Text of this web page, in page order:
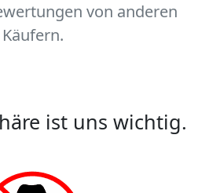
von anderen
Käufern.
ist uns wichtig.